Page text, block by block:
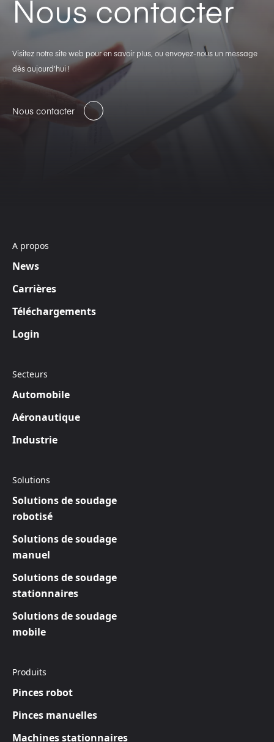
Nous contacter
Visitez notre site web pour en savoir plus, ou envoyez-nous un message
dès aujourd’hui !
Nous contacter
A propos
News
Carrières
Téléchargements
Login
Secteurs
Automobile
Aéronautique
Industrie
Solutions
Solutions de soudage
robotisé
Solutions de soudage
manuel
Solutions de soudage
stationnaires
Solutions de soudage
mobile
Produits
Pinces robot
Pinces manuelles
Machines stationnaires